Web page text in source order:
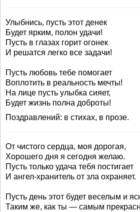
Улыбнись, пусть этот денек
Будет ярким, полон удачи!
Пусть в глазах горит огонек
И решатся легко все задачи!
Пусть любовь тебе помогает
Воплотить в реальность мечты!
На лице пусть улыбка сияет,
Будет жизнь полна доброты!
Поздравлений: в стихах, в прозе.
От чистого сердца, моя дорогая,
Хорошего дня я сегодня желаю.
Пусть только удача тебя постигает
И ангел-хранитель от зла охраняет.
Пусть день этот будет веселым и
Таким же, как ты — самым